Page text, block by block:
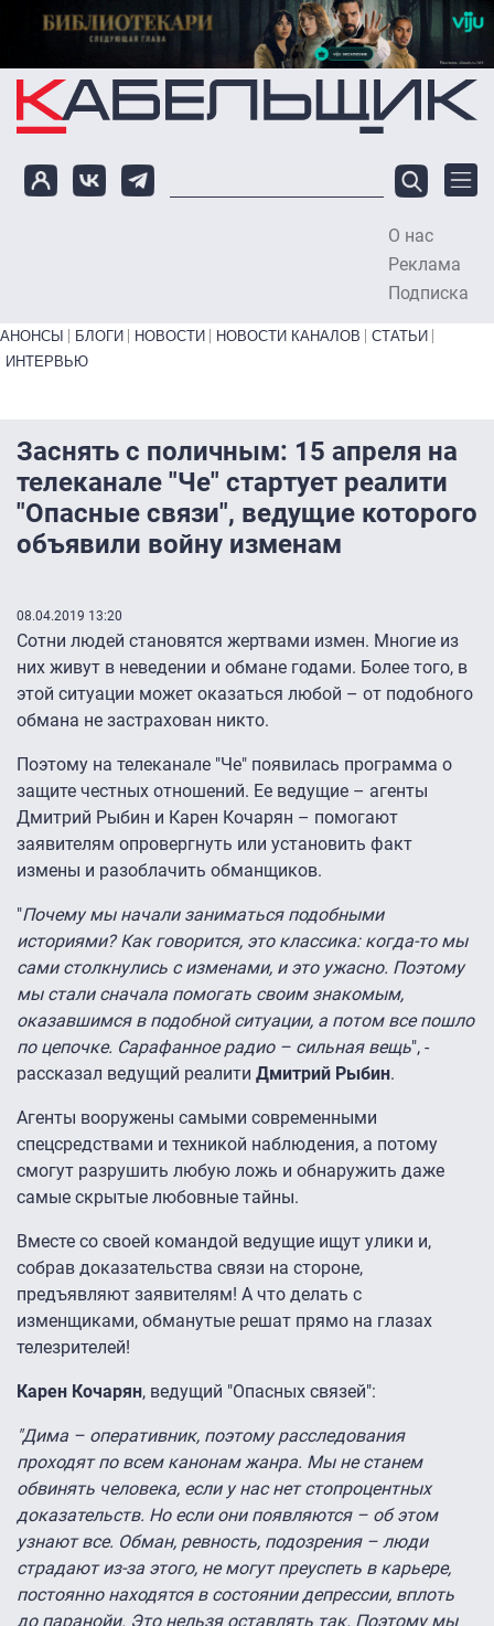
Перейти к основному содержанию
О нас
Реклама
Подписка
Primary links bottom
АНОНСЫ БЛОГИ НОВОСТИ НОВОСТИ КАНАЛОВ
СТАТЬИ
ИНТЕРВЬЮ
Заснять с поличным: 15 апреля на
телеканале "Че" стартует реалити
"Опасные связи", ведущие которого
объявили войну изменам
08.04.2019 13:20
Сотни людей становятся жертвами измен. Многие из
них живут в неведении и обмане годами. Более того, в
этой ситуации может оказаться любой – от подобного
обмана не застрахован никто.
Поэтому на телеканале "Че" появилась программа о
защите честных отношений. Ее ведущие – агенты
Дмитрий Рыбин и Карен Кочарян – помогают
заявителям опровергнуть или установить факт
измены и разоблачить обманщиков.
"Почему мы начали заниматься подобными
историями? Как говорится, это классика: когда-то мы
сами столкнулись с изменами, и это ужасно. Поэтому
мы стали сначала помогать своим знакомым,
оказавшимся в подобной ситуации, а потом все пошло
по цепочке. Сарафанное радио – сильная вещь", -
рассказал ведущий реалити Дмитрий Рыбин.
Агенты вооружены самыми современными
спецсредствами и техникой наблюдения, а потому
смогут разрушить любую ложь и обнаружить даже
самые скрытые любовные тайны.
Вместе со своей командой ведущие ищут улики и,
собрав доказательства связи на стороне,
предъявляют заявителям! А что делать с
изменщиками, обманутые решат прямо на глазах
телезрителей!
Карен Кочарян, ведущий "Опасных связей":
"Дима – оперативник, поэтому расследования
проходят по всем канонам жанра. Мы не станем
обвинять человека, если у нас нет стопроцентных
доказательств. Но если они появляются – об этом
узнают все. Обман, ревность, подозрения – люди
страдают из-за этого, не могут преуспеть в карьере,
постоянно находятся в состоянии депрессии, вплоть
до паранойи. Это нельзя оставлять так. Поэтому мы